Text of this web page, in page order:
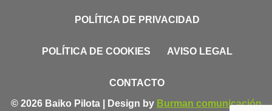
POLÍTICA DE PRIVACIDAD
POLÍTICA DE COOKIES AVISO LEGAL
CONTACTO
© 2026 Baiko Pilota | Design by Burman comunicación